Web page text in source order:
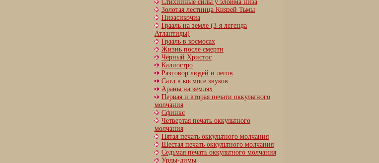
Стихийные силы у элоима низа
Золотая лестница Князей Тьмы
Низасикочиа
Грааль на земле (3-я легенда
Атлантиды)
Грааль в космосах
Жизнь после смерти
Чёрный Христос
Калиостро
Разговор людей и легов
Сатл в космосе звуков
Араны на землях
Первая и вторая печати оккультного
молчания
Сфинкс
Четвертая печать оккультного
молчания
Пятая печать оккультного молчания
Шестая печать оккультного молчания
Cедьмая печать оккультного молчания
Урды-димы